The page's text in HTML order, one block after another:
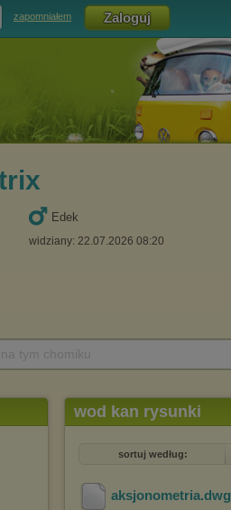
zapomniałem
Edek
widziany: 22.07.2026 08:20
wod kan rysunki
sortuj według:
aksjonometria.dwg